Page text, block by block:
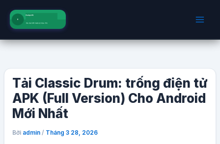
dung
Tải Classic Drum: trống điện tử
APK (Full Version) Cho Android
Mới Nhất
Bởi admin / Tháng 3 28, 2026